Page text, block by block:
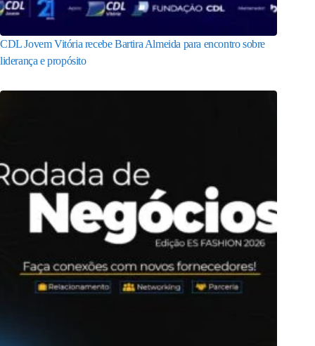
CDL Jovem Vitória recebe Bartira Almeida para encontro sobre
liderança e propósito